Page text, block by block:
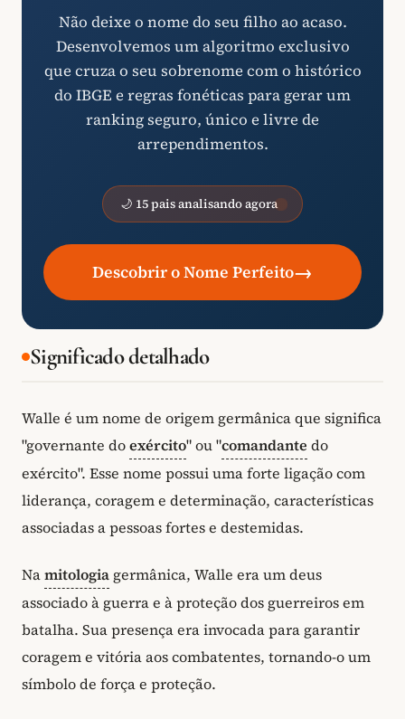
Não deixe o nome do seu filho ao acaso.
Desenvolvemos um algoritmo exclusivo
que cruza o seu sobrenome com o histórico
do IBGE e regras fonéticas para gerar um
ranking seguro, único e livre de
arrependimentos.
🌙 15 pais analisando agora
Descobrir o Nome Perfeito→
Significado detalhado
Walle é um nome de origem germânica que significa
"governante doexército" ou "comandante do
exército". Esse nome possui uma forte ligação com
liderança, coragem e determinação, características
associadas a pessoas fortes e destemidas.
Namitologia germânica, Walle era um deus
associado à guerra e à proteção dos guerreiros em
batalha. Sua presença era invocada para garantir
coragem e vitória aos combatentes, tornando-o um
símbolo de força e proteção.